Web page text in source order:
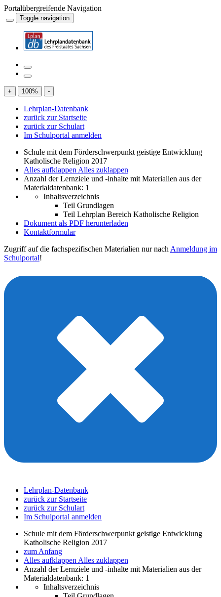
Portalübergreifende Navigation
Toggle navigation
+ 100% -
Lehrplan-Datenbank
zurück zur Startseite
zurück zur Schulart
Im Schulportal anmelden
Schule mit dem Förderschwerpunkt geistige Entwicklung
Katholische Religion 2017
Alles aufklappen Alles zuklappen
Anzahl der Lernziele und -inhalte mit Materialien aus der
Materialdatenbank: 1
Inhaltsverzeichnis
Teil Grundlagen
Teil Lehrplan Bereich Katholische Religion
Dokument als PDF herunterladen
Kontaktformular
Zugriff auf die fachspezifischen Materialien nur nach Anmeldung im
Schulportal!
Lehrplan-Datenbank
zurück zur Startseite
zurück zur Schulart
Im Schulportal anmelden
Schule mit dem Förderschwerpunkt geistige Entwicklung
Katholische Religion 2017
zum Anfang
Alles aufklappen Alles zuklappen
Anzahl der Lernziele und -inhalte mit Materialien aus der
Materialdatenbank: 1
Inhaltsverzeichnis